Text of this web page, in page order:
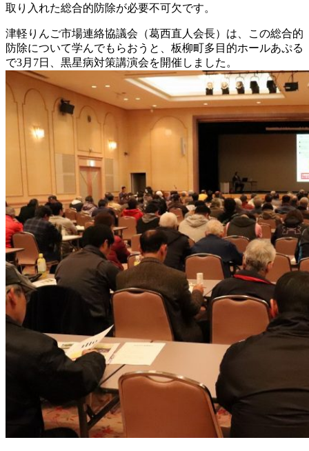
取り入れた総合的防除が必要不可欠です。
津軽りんご市場連絡協議会（葛西直人会長）は、この総合的
防除について学んでもらおうと、板柳町多目的ホールあぷる
で3月7日、黒星病対策講演会を開催しました。